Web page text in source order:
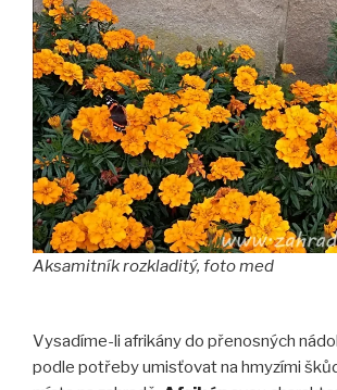
Aksamitník rozkladitý, foto med
Vysadíme-li afrikány do přenosných
podle potřeby umisťovat na hmyzími